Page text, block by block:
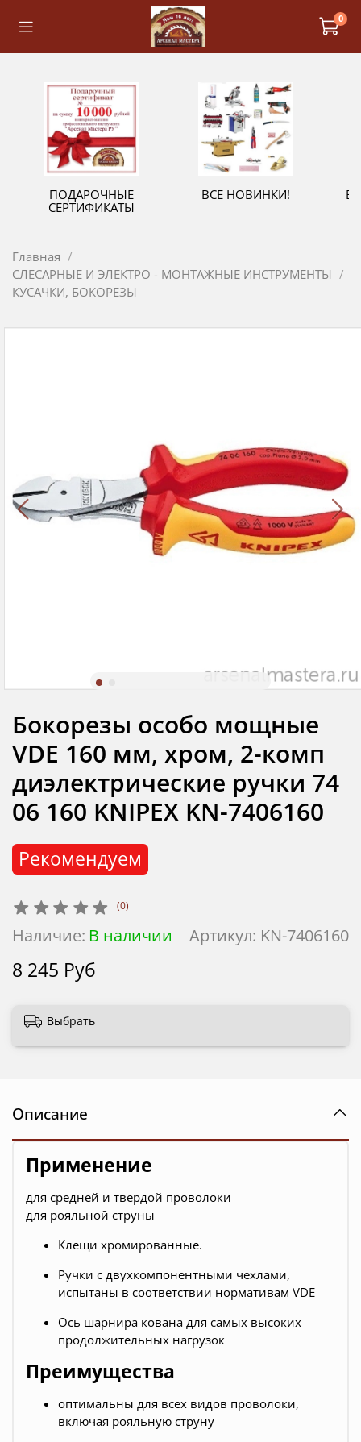
0
ПОДАРОЧНЫЕ
СЕРТИФИКАТЫ
ВСЕ НОВИНКИ!
Главная
СЛЕСАРНЫЕ И ЭЛЕКТРО - МОНТАЖНЫЕ ИНСТРУМЕНТЫ
КУСАЧКИ, БОКОРЕЗЫ
(0)
Артикул: KN-7406160
Наличие: В наличии
Рекомендуем
Бокорезы особо мощные
VDE 160 мм, хром, 2-комп
диэлектрические ручки 74
06 160 KNIPEX KN-7406160
8 245 Руб
Выбрать
Описание
Применение
для средней и твердой проволоки
для рояльной струны
Клещи хромированные.
Ручки с двухкомпонентными чехлами,
испытаны в соответствии нормативам VDE
Ось шарнира кована для самых высоких
продолжительных нагрузок
Преимущества
оптимальны для всех видов проволоки,
включая рояльную струну